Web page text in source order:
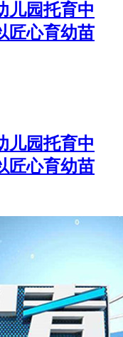
儿园托育中
匠心育幼苗
儿园托育中
匠心育幼苗